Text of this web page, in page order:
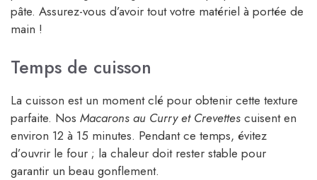
pâte. Assurez-vous d’avoir tout votre matériel à portée de
main !
Temps de cuisson
La cuisson est un moment clé pour obtenir cette texture
parfaite. Nos Macarons au Curry et Crevettes cuisent en
environ 12 à 15 minutes. Pendant ce temps, évitez
d’ouvrir le four ; la chaleur doit rester stable pour
garantir un beau gonflement.